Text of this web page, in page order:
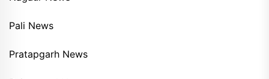
Pali News
Pratapgarh News